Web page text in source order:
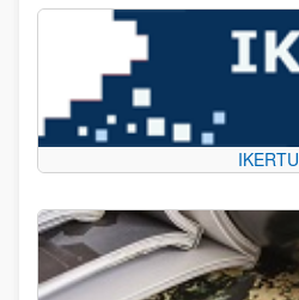
IKERTU